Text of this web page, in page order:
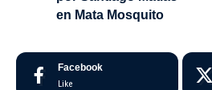
en Mata Mosquito
Facebook
Like